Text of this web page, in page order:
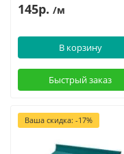
145р. /м
В корзину
Быстрый заказ
Ваша скидка: -17%